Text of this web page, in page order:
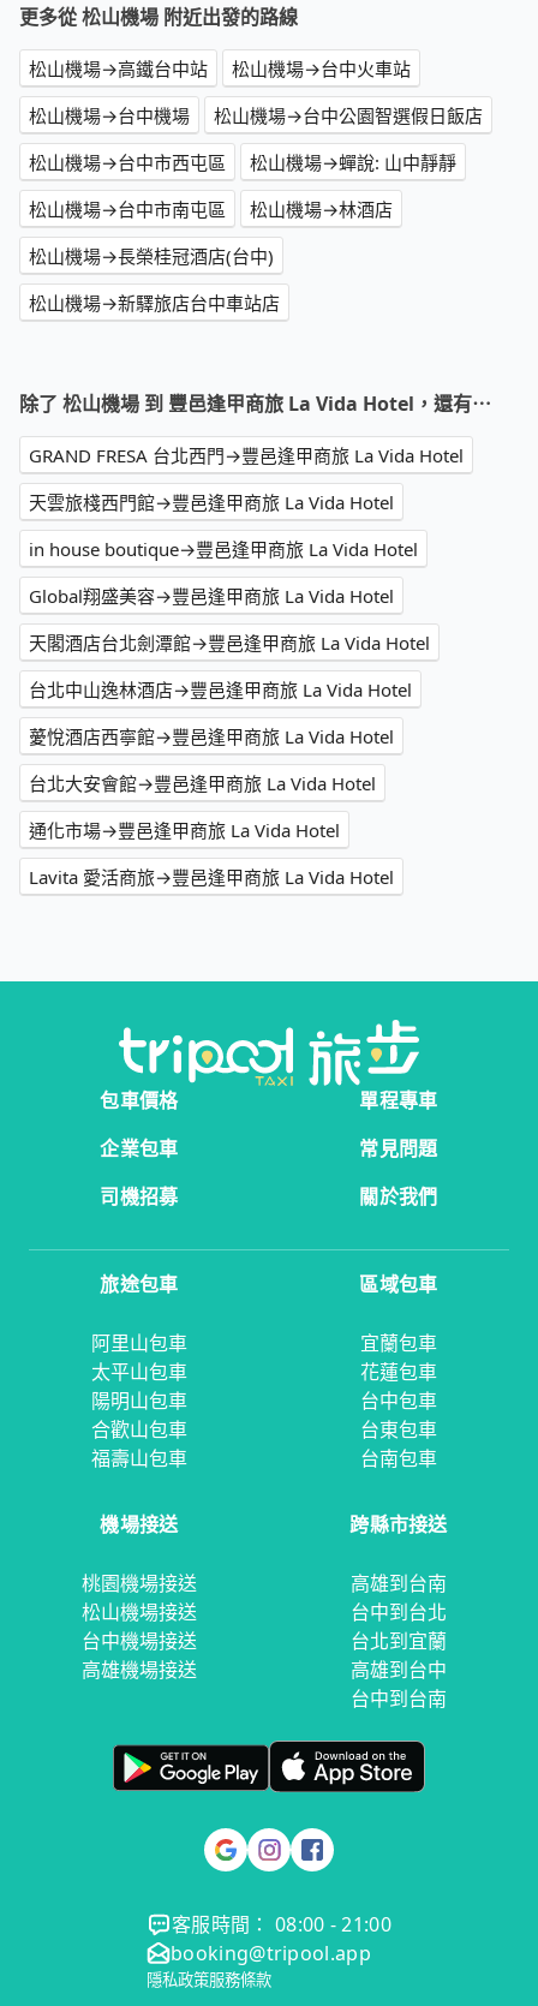
更多從 松山機場 附近出發的路線
松山機場→高鐵台中站
松山機場→台中火車站
松山機場→台中機場
松山機場→台中公園智選假日飯店
松山機場→台中市西屯區
松山機場→蟬說: 山中靜靜
松山機場→台中市南屯區
松山機場→林酒店
松山機場→長榮桂冠酒店(台中)
松山機場→新驛旅店台中車站店
除了 松山機場 到 豐邑逢甲商旅 La Vida Hotel，還有⋯
GRAND FRESA 台北西門→豐邑逢甲商旅 La Vida Hotel
天雲旅棧西門館→豐邑逢甲商旅 La Vida Hotel
in house boutique→豐邑逢甲商旅 La Vida Hotel
Global翔盛美容→豐邑逢甲商旅 La Vida Hotel
天閣酒店台北劍潭館→豐邑逢甲商旅 La Vida Hotel
台北中山逸林酒店→豐邑逢甲商旅 La Vida Hotel
薆悅酒店西寧館→豐邑逢甲商旅 La Vida Hotel
台北大安會館→豐邑逢甲商旅 La Vida Hotel
通化市場→豐邑逢甲商旅 La Vida Hotel
Lavita 愛活商旅→豐邑逢甲商旅 La Vida Hotel
包車價格
單程專車
企業包車
常見問題
司機招募
關於我們
旅途包車
阿里山包車
太平山包車
陽明山包車
合歡山包車
福壽山包車
區域包車
宜蘭包車
花蓮包車
台中包車
台東包車
台南包車
機場接送
桃園機場接送
松山機場接送
台中機場接送
高雄機場接送
跨縣市接送
高雄到台南
台中到台北
台北到宜蘭
高雄到台中
台中到台南
客服時間： 08:00 - 21:00
booking@tripool.app
隱私政策服務條款